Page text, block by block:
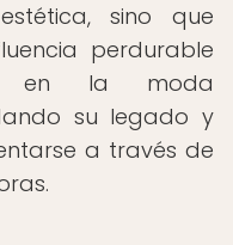
sino que
perdurable
en la moda
su legado y
a través de